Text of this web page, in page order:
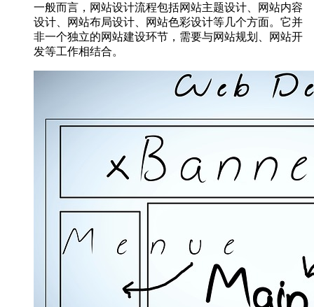
一般而言，网站设计流程包括网站主题设计、网站内容
设计、网站布局设计、网站色彩设计等几个方面。它并
非一个独立的网站建设环节，需要与网站规划、网站开
发等工作相结合。